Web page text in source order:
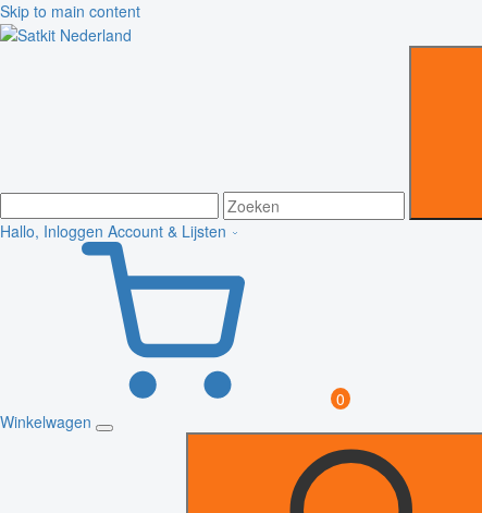
Skip to main content
Hallo, Inloggen Account & Lijsten
0
Winkelwagen